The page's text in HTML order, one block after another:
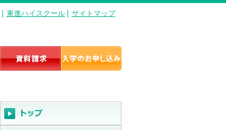
東進ハイスクール サイトマップ